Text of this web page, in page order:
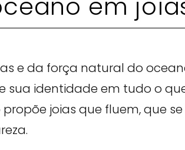
e da força natural do
sua identidade em tudo o
joias que fluem, que